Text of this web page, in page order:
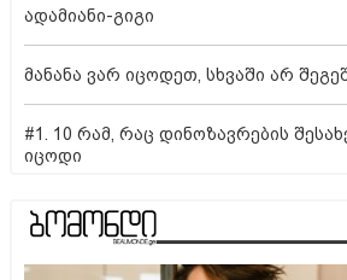
ადამიანი-გიგი
მანანა ვარ იცოდეთ, სხვაში არ
#1. 10 რამ, რაც დინოზავრების
იცოდი